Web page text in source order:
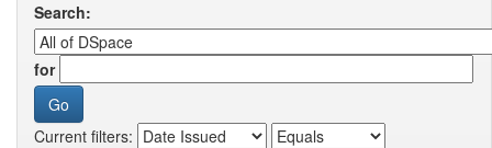
Search:
for
Current filters: